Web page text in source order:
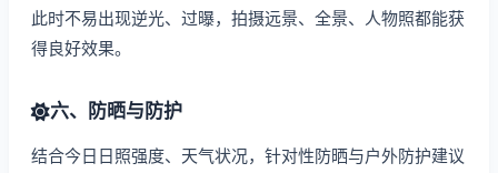
此时不易出现逆光、过曝，拍摄远景、全景、人物照都能获
得良好效果。
六、防晒与防护
结合今日日照强度、天气状况，针对性防晒与户外防护建议